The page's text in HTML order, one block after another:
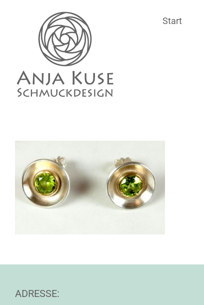
springen
Start
ADRESSE: